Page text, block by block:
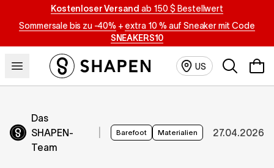
Kostenloser Versand ab 150 $ Bestellwert
Sommersale bis zu -40% + extra 10 % auf Sneaker mit Code
SNEAKERS10
US Suchen
Das
SHAPEN-
Team
Barefoot Materialien 27.04.2026